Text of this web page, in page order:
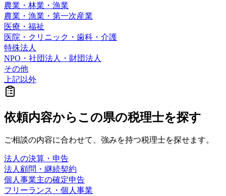
農業・林業・漁業
農業・漁業・第一次産業
医療・福祉
医院・クリニック・歯科・介護
特殊法人
NPO・社団法人・財団法人
その他
上記以外
依頼内容からこの県の税理士を探す
ご相談の内容に合わせて、強みを持つ税理士を探せます。
法人の決算・申告
法人顧問・継続契約
個人事業主の確定申告
フリーランス・個人事業